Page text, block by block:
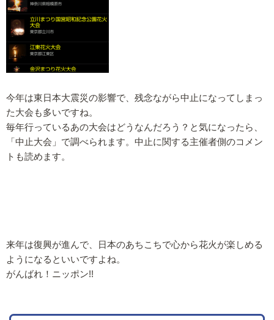
今年は東日本大震災の影響で、残念ながら中止になってしまっ
た大会も多いですね。
毎年行っているあの大会はどうなんだろう？と気になったら、
「中止大会」で調べられます。中止に関する主催者側のコメン
トも読めます。
来年は復興が進んで、日本のあちこちで心から花火が楽しめる
ようになるといいですよね。
がんばれ！ニッポン!!